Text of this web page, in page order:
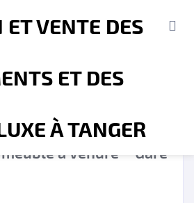
❮ ❯
à Vendre – Gare